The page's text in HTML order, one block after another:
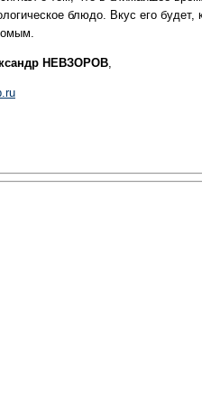
блюдо. Вкус его будет,
НЕВЗОРОВ